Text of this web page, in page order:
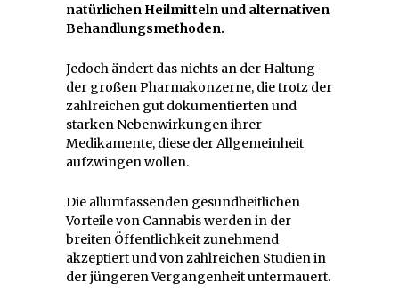
natürlichen Heilmitteln und alternativen
Behandlungsmethoden.
Jedoch ändert das nichts an der Haltung
der großen Pharmakonzerne, die trotz der
zahlreichen gut dokumentierten und
starken Nebenwirkungen ihrer
Medikamente, diese der Allgemeinheit
aufzwingen wollen.
Die allumfassenden gesundheitlichen
Vorteile von Cannabis werden in der
breiten Öffentlichkeit zunehmend
akzeptiert und von zahlreichen Studien in
der jüngeren Vergangenheit untermauert.